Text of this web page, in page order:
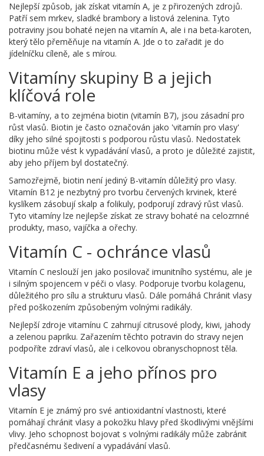
Nejlepší způsob, jak získat vitamín A, je z přirozených zdrojů.
Patří sem mrkev, sladké brambory a listová zelenina. Tyto
potraviny jsou bohaté nejen na vitamín A, ale i na beta-karoten,
který tělo přeměňuje na vitamín A. Jde o to zařadit je do
jídelníčku cíleně, ale s mírou.
Vitamíny skupiny B a jejich
klíčová role
B-vitamíny, a to zejména biotin (vitamín B7), jsou zásadní pro
růst vlasů. Biotin je často označován jako 'vitamín pro vlasy'
díky jeho silné spojitosti s podporou růstu vlasů. Nedostatek
biotinu může vést k vypadávání vlasů, a proto je důležité zajistit,
aby jeho příjem byl dostatečný.
Samozřejmě, biotin není jediný B-vitamín důležitý pro vlasy.
Vitamín B12 je nezbytný pro tvorbu červených krvinek, které
kyslíkem zásobují skalp a folikuly, podporují zdravý růst vlasů.
Tyto vitamíny lze nejlepše získat ze stravy bohaté na celozrnné
produkty, maso, vajíčka a ořechy.
Vitamín C - ochránce vlasů
Vitamín C neslouží jen jako posilovač imunitního systému, ale je
i silným spojencem v péči o vlasy. Podporuje tvorbu kolagenu,
důležitého pro sílu a strukturu vlasů. Dále pomáhá Chránit vlasy
před poškozením způsobeným volnými radikály.
Nejlepší zdroje vitamínu C zahrnují citrusové plody, kiwi, jahody
a zelenou papriku. Zařazením těchto potravin do stravy nejen
podpoříte zdraví vlasů, ale i celkovou obranyschopnost těla.
Vitamín E a jeho přínos pro
vlasy
Vitamín E je známý pro své antioxidantní vlastnosti, které
pomáhají chránit vlasy a pokožku hlavy před škodlivými vnějšími
vlivy. Jeho schopnost bojovat s volnými radikály může zabránit
předčasnému šedivení a vypadávání vlasů.